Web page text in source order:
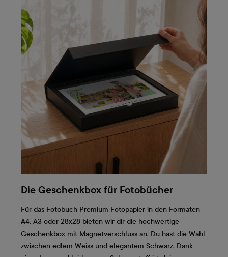
Die Geschenkbox für Fotobücher
Für das Fotobuch Premium Fotopapier in den Formaten
A4, A3 oder 28x28 bieten wir dir die hochwertige
Geschenkbox mit Magnetverschluss an. Du hast die Wahl
zwischen edlem Weiss und elegantem Schwarz. Dank